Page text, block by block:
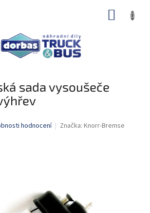
sada vysoušeče
hodnocení Značka: Knorr-Bremse